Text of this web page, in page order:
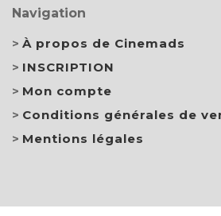
Navigation
À propos de Cinemads
INSCRIPTION
Mon compte
Conditions générales de
Mentions légales